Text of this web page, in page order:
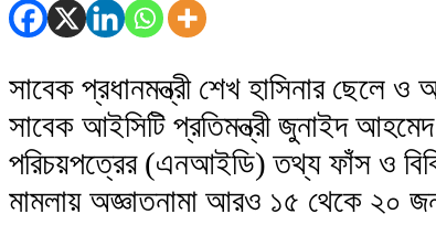
সাবেক প্রধানমন্ত্রী শেখ হাসিনার ছেলে
সাবেক আইসিটি প্রতিমন্ত্রী জুনাইদ
পরিচয়পত্রের (এনআইডি) তথ্য ফাঁস ও
মামলায় অজ্ঞাতনামা আরও ১৫ থেকে ২০